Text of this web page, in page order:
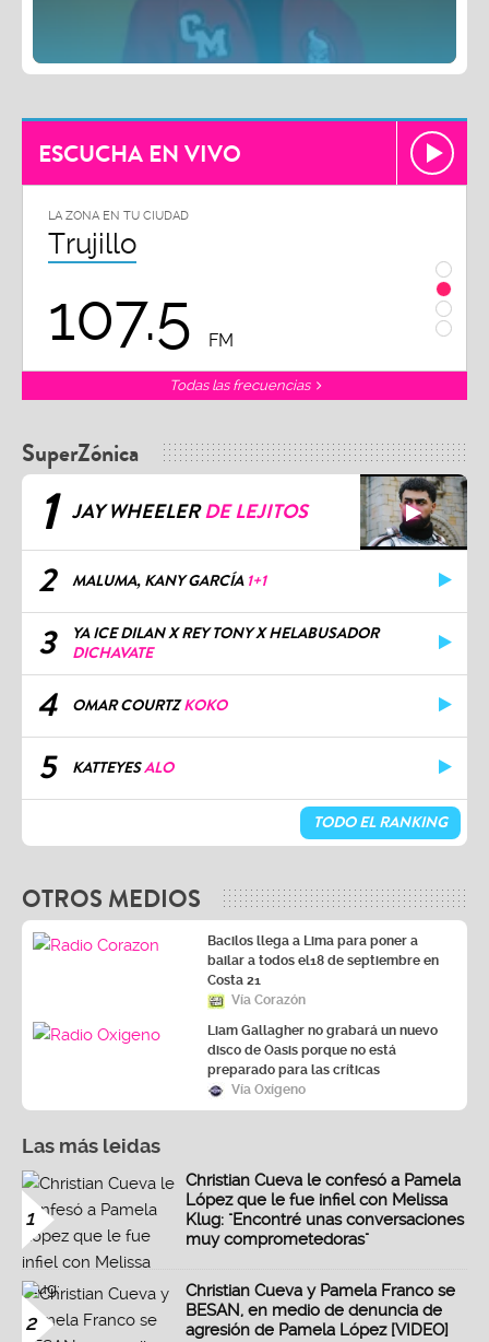
ESCUCHA EN VIVO
LA ZONA EN TU CIUDAD
Trujillo
107.5 FM
Todas las frecuencias
SuperZónica
1 JAY WHEELERDE LEJITOS
2 MALUMA, KANY GARCÍA 1+1
3
YA ICE DILAN X REY TONY X HELABUSADOR
DICHAVATE
4 OMAR COURTZKOKO
5 KATTEYESALO
TODO EL RANKING
OTROS MEDIOS
Bacilos llega a Lima para poner a
bailar a todos el18 de septiembre en
Costa 21
Vía Corazón
Liam Gallagher no grabará un nuevo
disco de Oasis porque no está
preparado para las críticas
Vía Oxígeno
Las más leidas
1
Christian Cueva le confesó a Pamela
López que le fue infiel con Melissa
Klug: "Encontré unas conversaciones
muy comprometedoras"
2
Christian Cueva y Pamela Franco se
BESAN, en medio de denuncia de
agresión de Pamela López [VIDEO]